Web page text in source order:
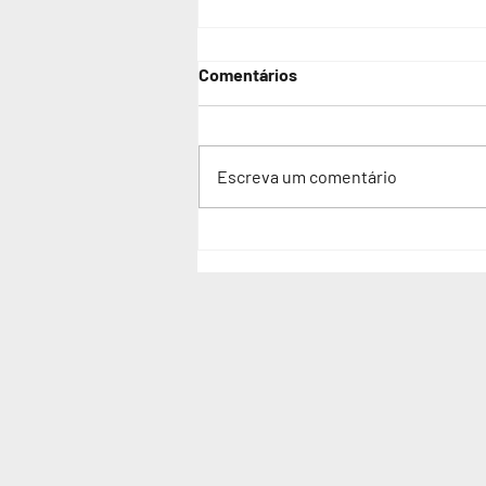
Comentários
Escreva um comentário